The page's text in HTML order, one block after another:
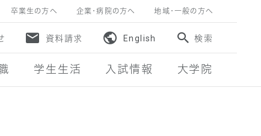
卒業生の方へ 企業・病院の方へ 地域・一般の方へ
資料請求 English 検索
学生生活 入試情報 大学院